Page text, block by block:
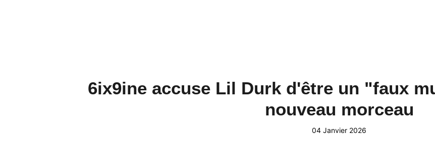
6ix9ine accuse Lil Durk d'être un "faux
nouveau morceau
04 Janvier 2026